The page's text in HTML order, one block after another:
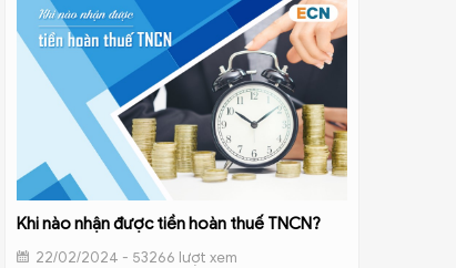
Khi nào nhận được tiền hoàn thuế TNCN?
22/02/2024 - 53266 lượt xem